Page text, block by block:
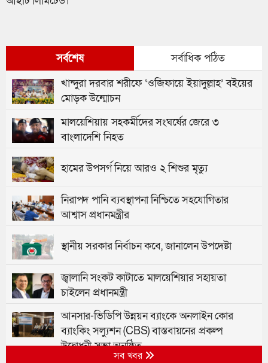
সর্বশেষ
সর্বাধিক পঠিত
খান্দুরা দরবার শরীফে ‘ওজিফায়ে ইয়াদুল্লাহ’ বইয়ের
মোড়ক উন্মোচন
মালয়েশিয়ায় সহকর্মীদের সংঘর্ষের জেরে ৩
বাংলাদেশি নিহত
হামের উপসর্গ নিয়ে আরও ২ শিশুর মৃত্যু
নিরাপদ পানি ব্যবস্থাপনা নিশ্চিতে সহযোগিতার
আশ্বাস প্রধানমন্ত্রীর
স্থানীয় সরকার নির্বাচন কবে, জানালেন উপদেষ্টা
জ্বালানি সংকট কাটাতে মালয়েশিয়ার সহায়তা
চাইলেন প্রধানমন্ত্রী
আনসার-ভিডিপি উন্নয়ন ব্যাংকে অনলাইন কোর
ব্যাংকিং সল্যুশন (CBS) বাস্তবায়নের প্রকল্প
উদ্বোধনী সভা অনুষ্ঠিত
সব খবর